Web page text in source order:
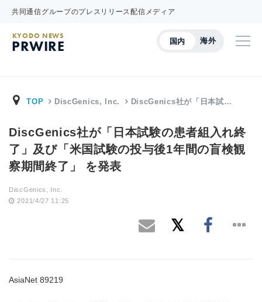
共同通信グループのプレスリリース配信メディア
国内 海外
KYODO NEWS
PRWIRE
TOP DiscGenics, Inc. DiscGenics社が「日本試…
DiscGenics社が「日本試験の患者組入れ終
了」及び「米国試験の投与後1年間の盲検観
察期間終了」 を発表
DiscGenics, Inc.
2021/4/27 11:25
AsiaNet 89219